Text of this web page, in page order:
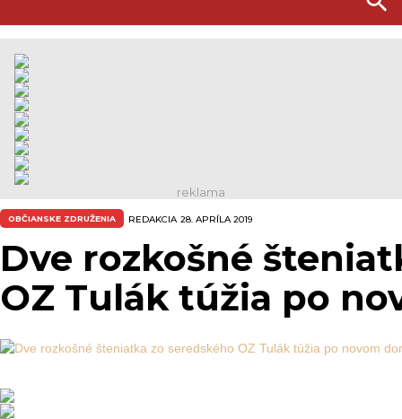
OBČIANSKE ZDRUŽENIA REDAKCIA 28. APRÍLA 2019
Dve rozkošné
OZ Tulák túžia po